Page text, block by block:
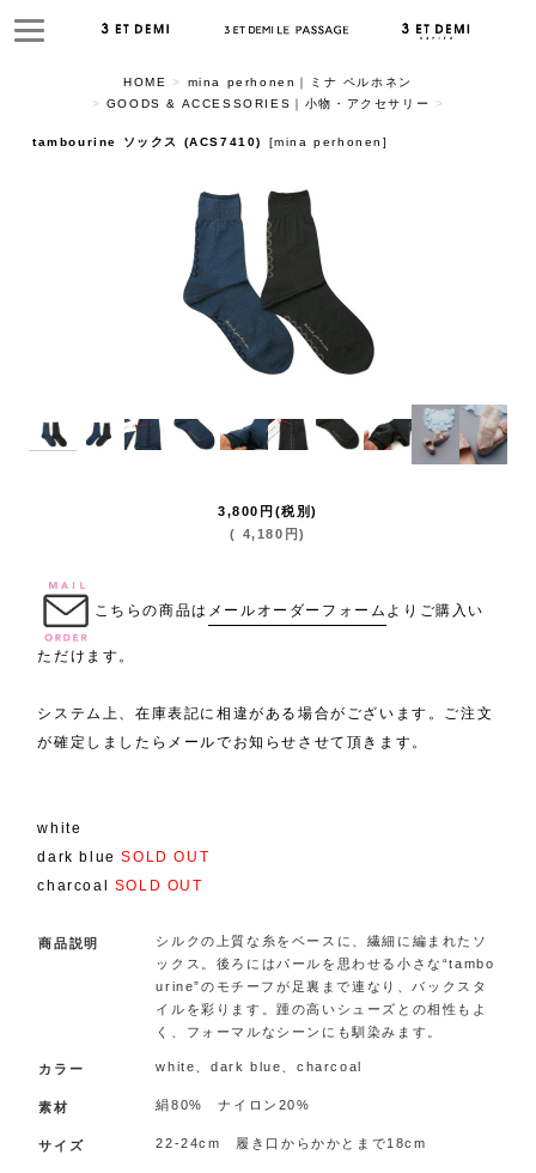
HOME >
mina perhonen｜ミナ ペルホネン
>
GOODS & ACCESSORIES｜小物・アクセサリー >
tambourine ソックス (ACS7410) [mina perhonen]
3,800 円 (税別)
( 4,180 円)
こちらの商品は メールオーダーフォーム よりご購入い
ただけます。
システム上、在庫表記に相違がある場合がございます。ご注文
が確定しましたらメールでお知らせさせて頂きます。
white
dark blueSOLD OUT
charcoal SOLD OUT
商品説明
シルクの上質な糸をベースに、繊細に編まれたソ
ックス。後ろにはパールを思わせる小さな“tambo
urine”のモチーフが足裏まで連なり、バックスタ
イルを彩ります。踵の高いシューズとの相性もよ
く、フォーマルなシーンにも馴染みます。
カラー white、dark blue、charcoal
素材 絹80% ナイロン20%
サイズ 22-24cm 履き口からかかとまで18cm